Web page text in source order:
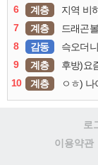
6
계층 지역 비
7
계층 드래곤
8
감동 슥오더니
9
계층 후방)요
10
계층 ㅇㅎ)
로
이용약관